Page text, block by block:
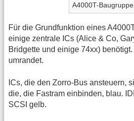
A4000T-
Für die Grundfunktion eines
einige zentrale ICs (Alice & Co,
Bridgette und einige 74xx)
umrandet.
ICs, die den Zorro-Bus ansteuern,
die, die Fastram einbinden, blau.
SCSI gelb.